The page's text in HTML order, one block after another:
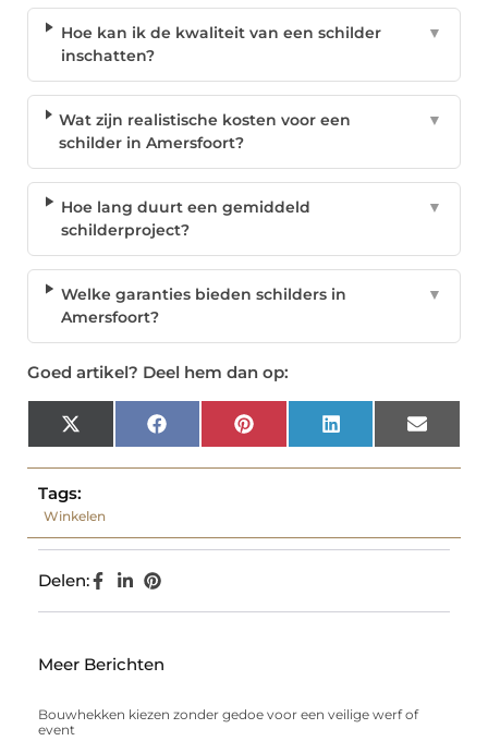
Hoe kan ik de kwaliteit van een schilder
inschatten?
▼
Wat zijn realistische kosten voor een
schilder in Amersfoort?
▼
Hoe lang duurt een gemiddeld
schilderproject?
▼
Welke garanties bieden schilders in
Amersfoort?
▼
Goed artikel? Deel hem dan op:
X
(Twitter)
Facebook Pinterest LinkedIn Email
Tags:
Winkelen
Delen:
Meer Berichten
Bouwhekken kiezen zonder gedoe voor een veilige werf of
event